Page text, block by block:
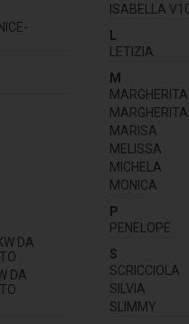
DA
DA
ISABELLA
L
LETIZIA
M
MARISA
MELISSA
MICHELA
MONICA
P
PENELOPE
S
SCRICCIOLA
SILVIA
SLIMMY